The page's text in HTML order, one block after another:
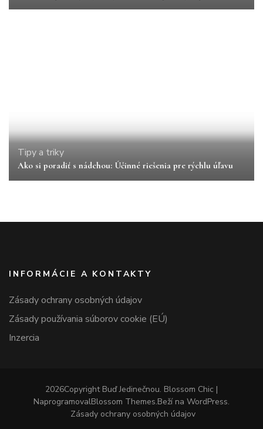
Tipy a triky
Ako si poradiť s nádchou: Účinné riešenia pre rýchlu úľavu
INFORMÁCIE A KONTAKTY
Zásady ochrany osobných údajov
Zásady používania súborov cookie (EÚ)
Inzercia
2026Copyright Buď Jedinečnou. Blossom Chic |
NaprogramovalBlossom Themes.Beží na WordPress.
Zásady ochrany osobných údajov